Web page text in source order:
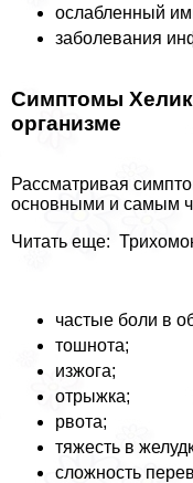
ослабленный
заболевания
Симптомы
организме
Рассматривая
основными и самым
Читать еще:
частые боли в
тошнота;
изжога;
отрыжка;
рвота;
тяжесть в
сложность